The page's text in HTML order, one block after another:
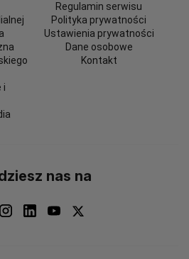
i
Regulamin serwisu
Polityka prywatności
Ustawienia prywatności
Dane osobowe
Kontakt
nas na